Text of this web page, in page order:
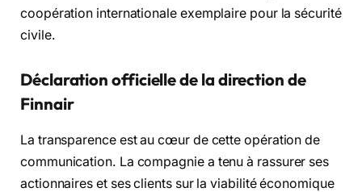
coopération internationale exemplaire pour la sécurité
civile.
Déclaration officielle de la direction de
Finnair
La transparence est au cœur de cette opération de
communication. La compagnie a tenu à rassurer ses
actionnaires et ses clients sur la viabilité économique